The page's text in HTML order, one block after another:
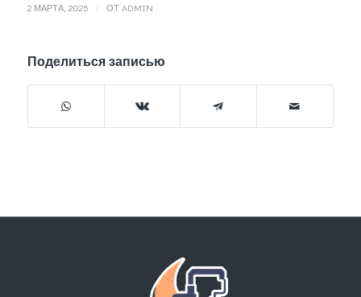
2 МАРТА, 2025 ОТ ADMIN
Поделиться записью